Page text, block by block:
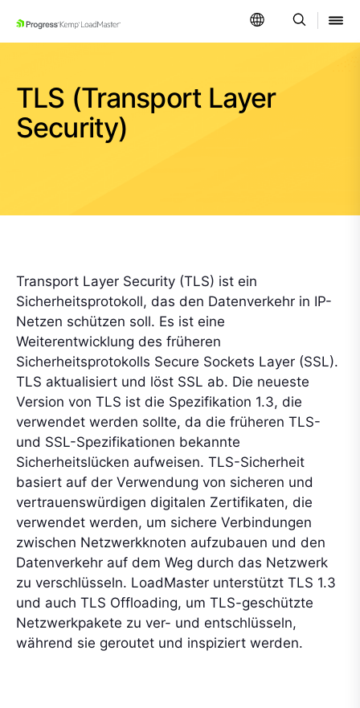
SKIP NAVIGATION
TLS (Transport Layer
Security)
Transport Layer Security (TLS) ist ein
Sicherheitsprotokoll, das den Datenverkehr in IP-
Netzen schützen soll. Es ist eine
Weiterentwicklung des früheren
Sicherheitsprotokolls Secure Sockets Layer (SSL).
TLS aktualisiert und löst SSL ab. Die neueste
Version von TLS ist die Spezifikation 1.3, die
verwendet werden sollte, da die früheren TLS-
und SSL-Spezifikationen bekannte
Sicherheitslücken aufweisen. TLS-Sicherheit
basiert auf der Verwendung von sicheren und
vertrauenswürdigen digitalen Zertifikaten, die
verwendet werden, um sichere Verbindungen
zwischen Netzwerkknoten aufzubauen und den
Datenverkehr auf dem Weg durch das Netzwerk
zu verschlüsseln. LoadMaster unterstützt TLS 1.3
und auch TLS Offloading, um TLS-geschützte
Netzwerkpakete zu ver- und entschlüsseln,
während sie geroutet und inspiziert werden.